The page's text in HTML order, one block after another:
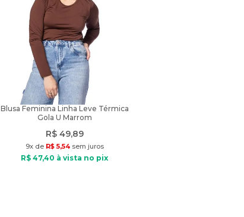
Blusa Feminina Linha Leve Térmica
Gola U Marrom
R$ 49,89
9x de R$ 5,54sem juros
R$ 47,40 à vista no pix